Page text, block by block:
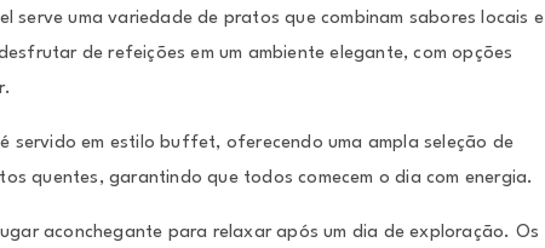
serve uma variedade de pratos que combinam sabores locais e
de refeições em um ambiente elegante, com opções
servido em estilo buffet, oferecendo uma ampla seleção de
quentes, garantindo que todos comecem o dia com energia.
aconchegante para relaxar após um dia de exploração. Os